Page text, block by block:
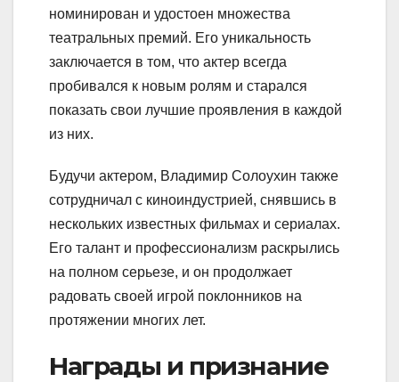
номинирован и удостоен множества
театральных премий. Его уникальность
заключается в том, что актер всегда
пробивался к новым ролям и старался
показать свои лучшие проявления в каждой
из них.
Будучи актером, Владимир Солоухин также
сотрудничал с киноиндустрией, снявшись в
нескольких известных фильмах и сериалах.
Его талант и профессионализм раскрылись
на полном серьезе, и он продолжает
радовать своей игрой поклонников на
протяжении многих лет.
Награды и признание